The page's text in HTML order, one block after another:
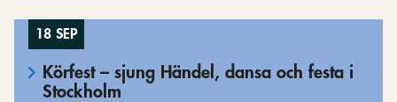
18 SEP
Körfest – sjung Händel, dansa och festa i
Stockholm